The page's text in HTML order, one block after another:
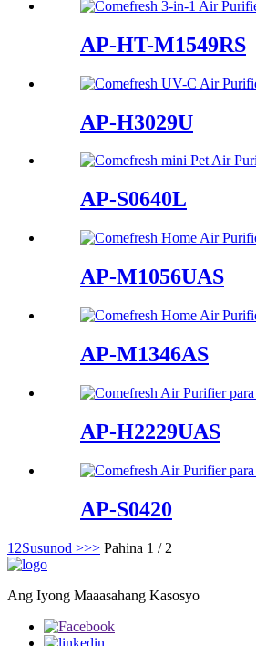
AP-HT-M1549RS
AP-H3029U
AP-S0640L
AP-M1056UAS
AP-M1346AS
AP-H2229UAS
AP-S0420
1 2Susunod >>> Pahina 1 / 2
Ang Iyong Maaasahang Kasosyo